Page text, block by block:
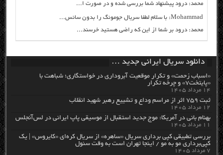
محمد: درود پیشنهاد شما بررسی شده و در صورت ا...
Mohammad: با سلام لطفا سریال جومونگ را بدون سانس...
محمد: درود بر شما از این که راضی هستید خرسند...
دانلود سریال ایرانی جدید …
«اسباب زحمت» و تکرار موقعیت آبروداری در خواستگاری؛ شباهت با
«پایتخت۷» و چرخه تکرار
۱۴ مرداد ۱۴۰۵
ثبت ۷۵۹ اثر از مراسم وداع و تشییع رهبر شهید انقلاب
۱۲ مرداد ۱۴۰۵
بهنام بانی در آمریکا: موج جدید استقبال از موسیقی پاپ ایرانی در لس‌آنجلس
۱۱ مرداد ۱۴۰۵
بررسی تطبیقی کپی برداری سریال «ساهره» از سریال کره‌ای «کایروس» | یک
کپی‌برداری مو به مو / اینجا تهران است به وقت سئول
۷ مرداد ۱۴۰۵